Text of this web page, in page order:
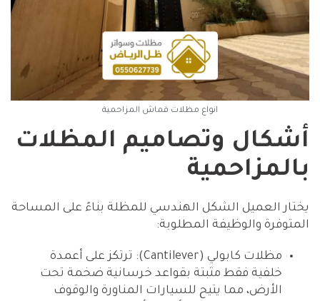
انواع مظلات قماش المزاحمية
أشكال وتصاميم المظلات
بالمزاحمية
يختار العميل الشكل الهندسي للمظلة بناءً على المساحة
المتوفرة والوظيفة المطلوبة:
مظلات كابولي (Cantilever): ترتكز على أعمدة
خلفية فقط مثبتة بقواعد خرسانية ضخمة تحت
الأرض، مما يتيح للسيارات المناورة والوقوف